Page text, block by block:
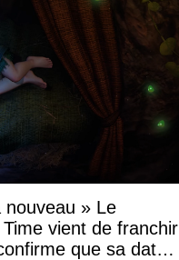
» Le
vient de franchir
que sa date